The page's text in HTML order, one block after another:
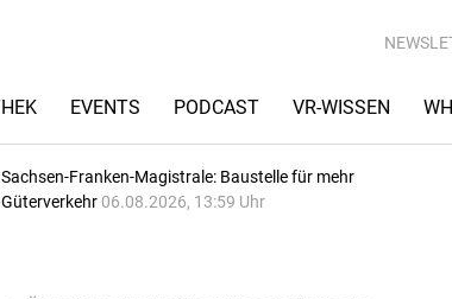
EVENTS PODCAST VR-WISSEN
Sachsen-Franken-Magistrale: Baustelle für mehr
Güterverkehr 06.08.2026, 13:59 Uhr